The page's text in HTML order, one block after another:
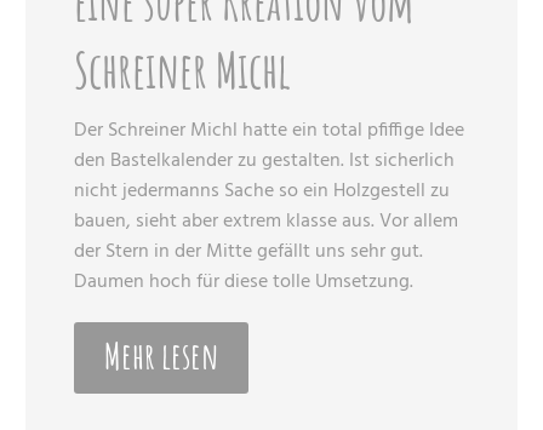
Schreiner Michl
Der Schreiner Michl hatte ein total pfiffige Idee
den Bastelkalender zu gestalten. Ist sicherlich
nicht jedermanns Sache so ein Holzgestell zu
bauen, sieht aber extrem klasse aus. Vor allem
der Stern in der Mitte gefällt uns sehr gut.
Daumen hoch für diese tolle Umsetzung.
Mehr lesen